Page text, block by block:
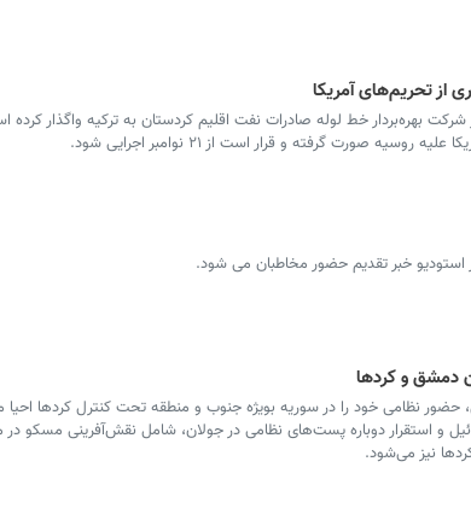
تحریم‌های آمریکا
خط لوله صادرات نفت اقلیم کردستان به ترکیه واگذار کرده
صورت گرفته و قرار است از ۲۱ نوامبر اجرایی شود.
دمشق و کردها
نظامی خود را در سوریه بویژه جنوب و منطقه تحت کنترل کردها احیا
و استقرار دوباره پست‌های نظامی در جولان، شامل نقش‌آفرینی مسکو در
نیز می‌شود.